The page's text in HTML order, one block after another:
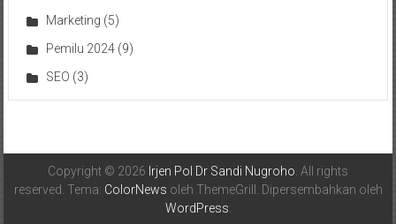
Marketing (5)
Pemilu 2024(9)
SEO (3)
Copyright © 2026 Irjen Pol Dr Sandi Nugroho . All rights
reserved. Tema: ColorNews oleh ThemeGrill. Dipersembahkan oleh
WordPress